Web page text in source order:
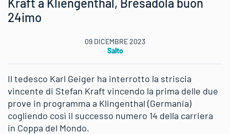
24imo
09 DICEMBRE 2023
Salto
Il tedesco Karl Geiger ha interrotto la striscia
vincente di Stefan Kraft vincendo la prima delle due
prove in programma a Klingenthal (Germania)
cogliendo così il successo numero 14 della carriera
in Coppa del Mondo.